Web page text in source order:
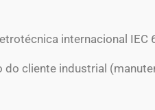
internacional IEC
cliente industrial